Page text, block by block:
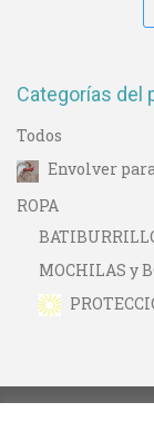
Categorías del
Todos
Envolver
ROPA
MOCHILAS y